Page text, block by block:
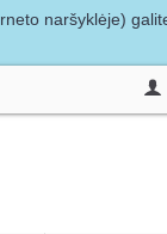
naršyklėje)